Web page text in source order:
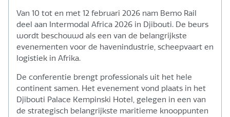
Van 10 tot en met 12 februari 2026 nam Bemo Rail
deel aan Intermodal Africa 2026 in Djibouti. De beurs
wordt beschouwd als een van de belangrijkste
evenementen voor de havenindustrie, scheepvaart en
logistiek in Afrika.
De conferentie brengt professionals uit het hele
continent samen. Het evenement vond plaats in het
Djibouti Palace Kempinski Hotel, gelegen in een van
de strategisch belangrijkste maritieme knooppunten